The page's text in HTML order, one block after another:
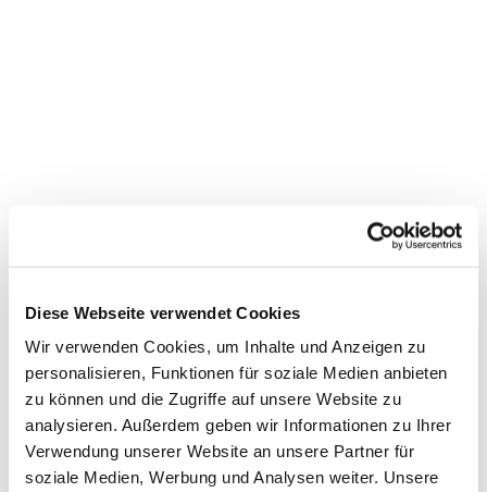
Diese Webseite verwendet Cookies
Wir verwenden Cookies, um Inhalte und Anzeigen zu
personalisieren, Funktionen für soziale Medien anbieten
zu können und die Zugriffe auf unsere Website zu
analysieren. Außerdem geben wir Informationen zu Ihrer
Verwendung unserer Website an unsere Partner für
soziale Medien, Werbung und Analysen weiter. Unsere